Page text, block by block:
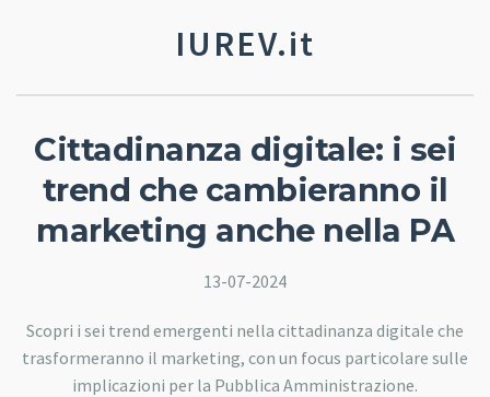
IUREV.it
Cittadinanza digitale: i sei
trend che cambieranno il
marketing anche nella PA
13-07-2024
Scopri i sei trend emergenti nella cittadinanza digitale che
trasformeranno il marketing, con un focus particolare sulle
implicazioni per la Pubblica Amministrazione.